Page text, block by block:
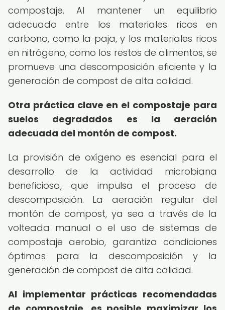
compostaje. Al mantener un equilibrio
adecuado entre los materiales ricos en
carbono, como la paja, y los materiales ricos
en nitrógeno, como los restos de alimentos, se
promueve una descomposición eficiente y la
generación de compost de alta calidad.
Otra práctica clave en el compostaje para
suelos degradados es la aeración
adecuada del montón de compost.
La provisión de oxígeno es esencial para el
desarrollo de la actividad microbiana
beneficiosa, que impulsa el proceso de
descomposición. La aeración regular del
montón de compost, ya sea a través de la
volteada manual o el uso de sistemas de
compostaje aerobio, garantiza condiciones
óptimas para la descomposición y la
generación de compost de alta calidad.
Al implementar prácticas recomendadas